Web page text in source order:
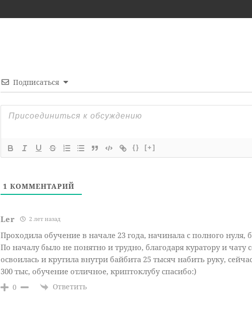
Подписаться
{} [+]
1 КОММЕНТАРИЙ
Ler 2 лет назад
Проходила обучение в начале 23 года, начинала с полного нуля,
По началу было не понятно и трудно, благодаря куратору и чату
освоилась и крутила внутри байбита 25 тысяч набить руку,
300 тыс, обучение отличное, криптоклубу спасибо:)
0 Ответить